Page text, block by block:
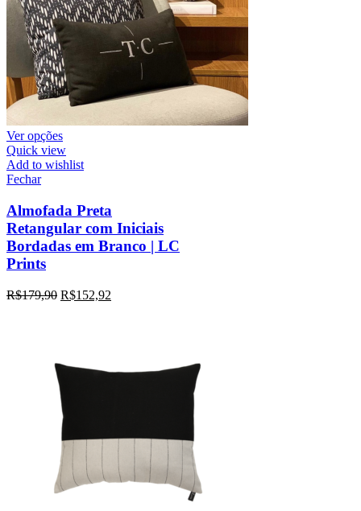
Ver opções
Quick view
Add to wishlist
Fechar
Almofada Preta
Retangular com Iniciais
Bordadas em Branco | LC
Prints
R$179,90 R$152,92